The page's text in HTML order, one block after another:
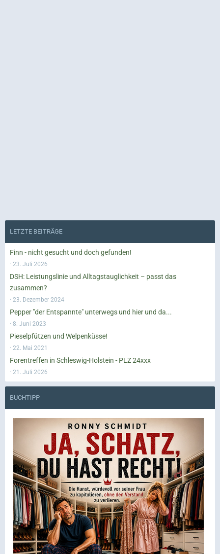
LETZTE BEITRÄGE
Finn - nicht gesucht und doch gefunden!
23. Juli 2026
DSH: Leistungslinie und Alltagstauglichkeit – passt das
zusammen?
23. Dezember 2024
Pepper "der Entspannte" unterwegs und hier und da...
8. Juni 2023
Pieselpfützen und Welpenküsse!
22. Mai 2021
Forentreffen in Schleswig-Holstein - PLZ 24xxx
21. Juli 2026
BUCHTIPP